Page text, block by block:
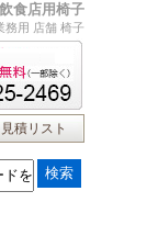
食店用椅子
務用 店舗 椅子
見積リスト